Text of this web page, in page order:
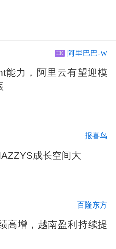
HK 阿里巴巴-W
能力，阿里云有望迎模
报喜鸟
成长空间大
百隆东方
高增，越南盈利持续提